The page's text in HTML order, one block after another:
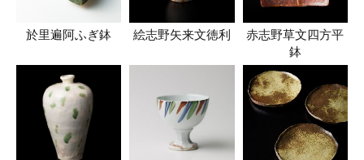
於里遍阿ふぎ鉢 絵志野矢来文徳利
赤志野草文四方平
鉢